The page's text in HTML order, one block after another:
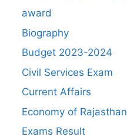
award
Biography
Budget 2023-2024
Civil Services Exam
Current Affairs
Economy of Rajasthan
Exams Result